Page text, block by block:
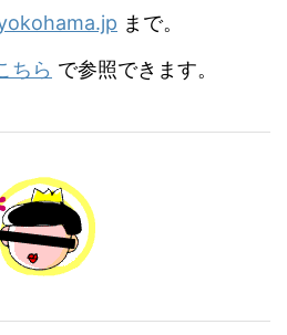
まで。
ちら で参照できます。